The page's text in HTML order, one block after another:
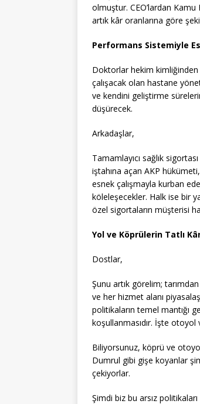
olmuştur. CEO’lardan
artık kâr oranlarına göre
Performans Sistemiyle
Doktorlar hekim
çalışacak olan hastane
ve kendini geliştirme
düşürecek.
Arkadaşlar,
Tamamlayıcı sağlık
iştahına açan AKP
esnek çalışmayla kurban
köleleşecekler. Halk ise bir
özel sigortaların müşterisi
Yol ve Köprülerin Tatlı
Dostlar,
Şunu artık görelim;
ve her hizmet alanı
politikaların temel mantığı
koşullanmasıdır. İşte otoyol
Biliyorsunuz, köprü ve
Dumrul gibi gişe koyanlar
çekiyorlar.
Şimdi biz bu arsız